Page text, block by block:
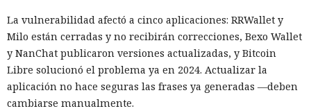
Tras esto, los investigadores decidieron averiguar cómo
resolverían la misma tarea los modelos lingüísticos
modernos. El experimento incluyó a Claude Sonnet 4.5,
Gemini 2.5, GPT-4o, GPT-5.1, Mistral Medium y el modelo
abierto Olmo 3.
La vulnerabilidad afectó a cinco aplicaciones: RRWallet y
Milo están cerradas y no recibirán correcciones, Bexo Wallet
y NanChat publicaron versiones actualizadas, y Bitcoin
Libre solucionó el problema ya en 2024. Actualizar la
aplicación no hace seguras las frases ya generadas —deben
cambiarse manualmente.